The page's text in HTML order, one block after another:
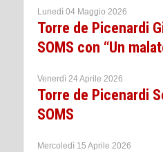
Lunedì 04 Maggio 2026
Torre de Picenardi
SOMS con “Un
Venerdì 24 Aprile 2026
Torre de Picenardi
SOMS
Mercoledì 15 Aprile 2026